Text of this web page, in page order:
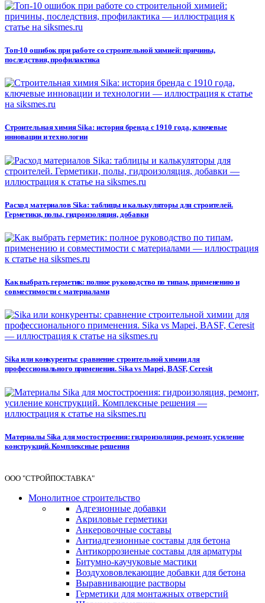
Топ-10 ошибок при работе со строительной химией: причины,
последствия, профилактика
Строительная химия Sika: история бренда с 1910 года, ключевые
инновации и технологии
Расход материалов Sika: таблицы и калькуляторы для строителей.
Герметики, полы, гидроизоляция, добавки
Как выбрать герметик: полное руководство по типам, применению и
совместимости с материалами
Sika или конкуренты: сравнение строительной химии для
профессионального применения. Sika vs Mapei, BASF, Ceresit
Материалы Sika для мостостроения: гидроизоляция, ремонт, усиление
конструкций. Комплексные решения
ООО "СТРОЙПОСТАВКА"
Монолитное строительство
Адгезионные добавки
Акриловые герметики
Анкеровочные составы
Антиадгезионные составы для бетона
Антикоррозиеные составы для арматуры
Битумно-каучуковые мастики
Воздухововлекающие добавки для бетона
Выравнивающие растворы
Герметики для монтажных отверстий